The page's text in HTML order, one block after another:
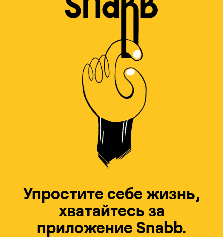
Упростите себе жизнь,
хватайтесь за
приложение Snabb.